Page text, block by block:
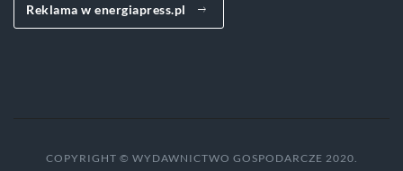
Reklama w energiapress.pl
COPYRIGHT © WYDAWNICTWO GOSPODARCZE 2020.